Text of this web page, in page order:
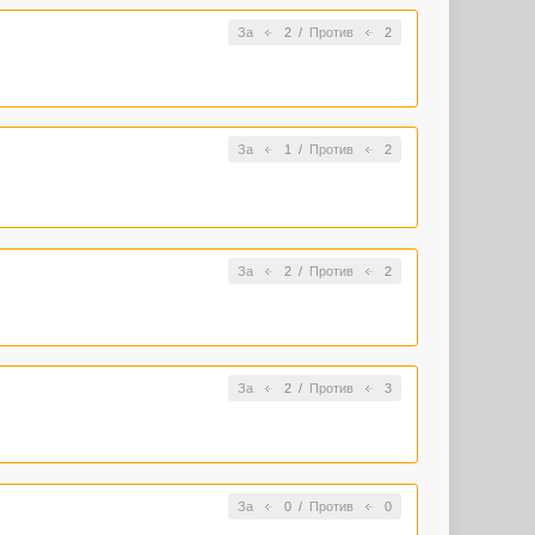
За 2/ Против 2
За 1 / Против 2
За 2/ Против 2
За 2/ Против 3
За 0/ Против 0